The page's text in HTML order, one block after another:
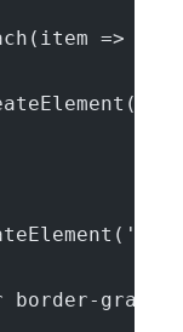
=> {
border-gray-